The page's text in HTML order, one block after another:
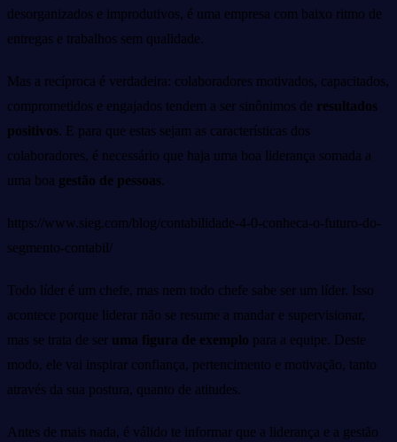
desorganizados e improdutivos, é uma empresa com baixo ritmo de
entregas e trabalhos sem qualidade.
Mas a recíproca é verdadeira: colaboradores motivados, capacitados,
comprometidos e engajados tendem a ser sinônimos de resultados
positivos. E para que estas sejam as características dos
colaboradores, é necessário que haja uma boa liderança somada a
uma boa gestão de pessoas.
https://www.sieg.com/blog/contabilidade-4-0-conheca-o-futuro-do-
segmento-contabil/
Todo líder é um chefe, mas nem todo chefe sabe ser um líder. Isso
acontece porque liderar não se resume a mandar e supervisionar,
mas se trata de ser uma figura de exemplo para a equipe. Deste
modo, ele vai inspirar confiança, pertencimento e motivação, tanto
através da sua postura, quanto de atitudes.
Antes de mais nada, é válido te informar que a liderança e a gestão